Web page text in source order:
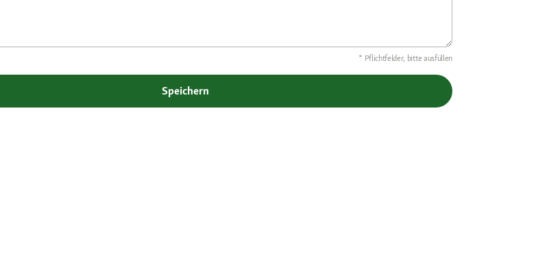
* Pflichtfelder, bitte ausfüllen
Speichern